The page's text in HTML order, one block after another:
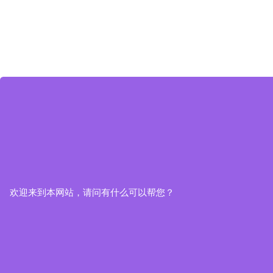
欢迎来到本网站，请问有什么可以帮您？